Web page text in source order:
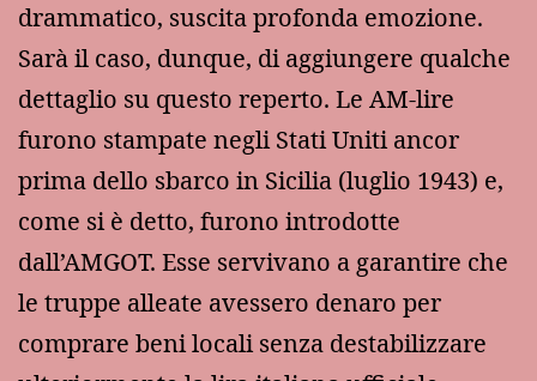
drammatico, suscita profonda emozione.
Sarà il caso, dunque, di aggiungere qualche
dettaglio su questo reperto. Le AM-lire
furono stampate negli Stati Uniti ancor
prima dello sbarco in Sicilia (luglio 1943) e,
come si è detto, furono introdotte
dall’AMGOT. Esse servivano a garantire che
le truppe alleate avessero denaro per
comprare beni locali senza destabilizzare